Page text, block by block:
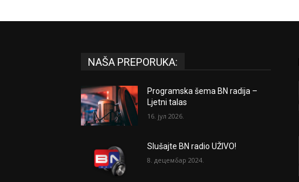
NAŠA PREPORUKA:
Programska šema BN radija –
Ljetni talas
16. јул 2026.
Slušajte BN radio UŽIVO!
8. децембар 2024.